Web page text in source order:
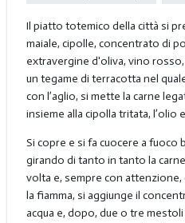
Il piatto totemico della città si
maiale, cipolle, concentrato di
extravergine d'oliva, vino
un tegame di terracotta nel
con l’aglio, si mette la carne
insieme alla cipolla tritata, l’olio
Si copre e si fa cuocere a fuoco
girando di tanto in tanto la
volta e, sempre con attenzione,
la fiamma, si aggiunge il
acqua e, dopo, due o tre mestoli